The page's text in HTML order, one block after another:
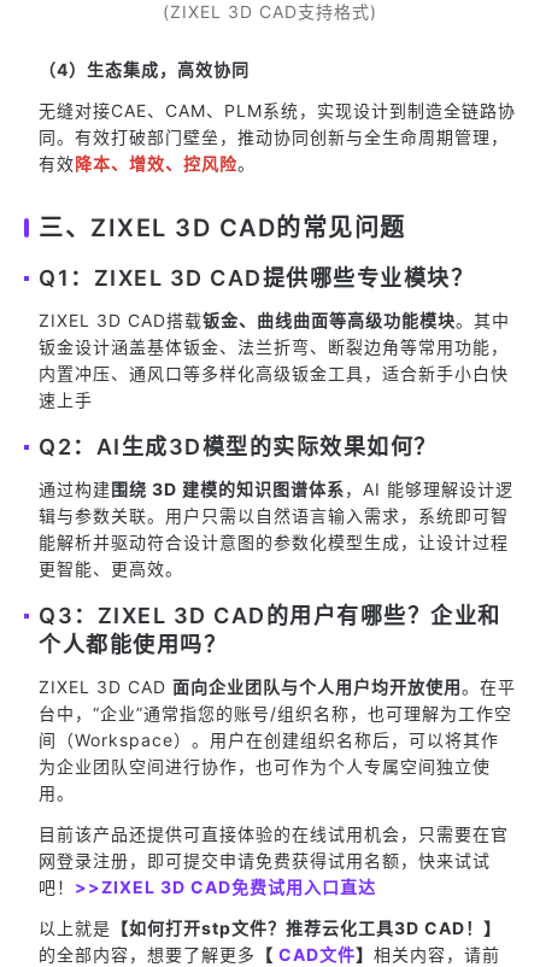
(ZIXEL 3D CAD支持格式)
（4）生态集成，高效协同
无缝对接CAE、CAM、PLM系统，实现设计到制造全链路协
同。有效打破部门壁垒，推动协同创新与全生命周期管理，
有效降本、增效、控风险。
三、ZIXEL 3D CAD的常见问题
Q1：ZIXEL 3D CAD提供哪些专业模块？
ZIXEL 3D CAD搭载钣金、曲线曲面等高级功能模块。其中
钣金设计涵盖基体钣金、法兰折弯、断裂边角等常用功能，
内置冲压、通风口等多样化高级钣金工具，适合新手小白快
速上手
Q2：AI生成3D模型的实际效果如何？
通过构建围绕 3D 建模的知识图谱体系，AI 能够理解设计逻
辑与参数关联。用户只需以自然语言输入需求，系统即可智
能解析并驱动符合设计意图的参数化模型生成，让设计过程
更智能、更高效。
Q3：ZIXEL 3D CAD的用户有哪些？企业和
个人都能使用吗？
ZIXEL 3D CAD 面向企业团队与个人用户均开放使用。在平
台中，“企业”通常指您的账号/组织名称，也可理解为工作空
间（Workspace）。用户在创建组织名称后，可以将其作
为企业团队空间进行协作，也可作为个人专属空间独立使
用。
目前该产品还提供可直接体验的在线试用机会，只需要在官
网登录注册，即可提交申请免费获得试用名额，快来试试
吧！ >>ZIXEL 3D CAD免费试用入口直达
以上就是 【如何打开stp文件？推荐云化工具3D CAD！】
的全部内容，想要了解更多
【 CAD文件】 相关内容，请前